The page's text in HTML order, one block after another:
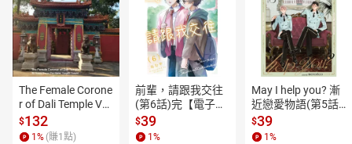
The Female Corone
r of Dali Temple Vo
l.6【有聲書】
$132
1 % (賺1 點)
前輩，請跟我交往
(第6話)完【電子
書】
$39
1 %
May I help you? 漸
近戀愛物語(第5話)
【電子書】
$39
1 %